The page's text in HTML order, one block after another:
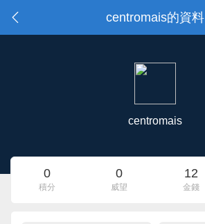
centromais的資料
centromais
0
積分
0
威望
12
金錢